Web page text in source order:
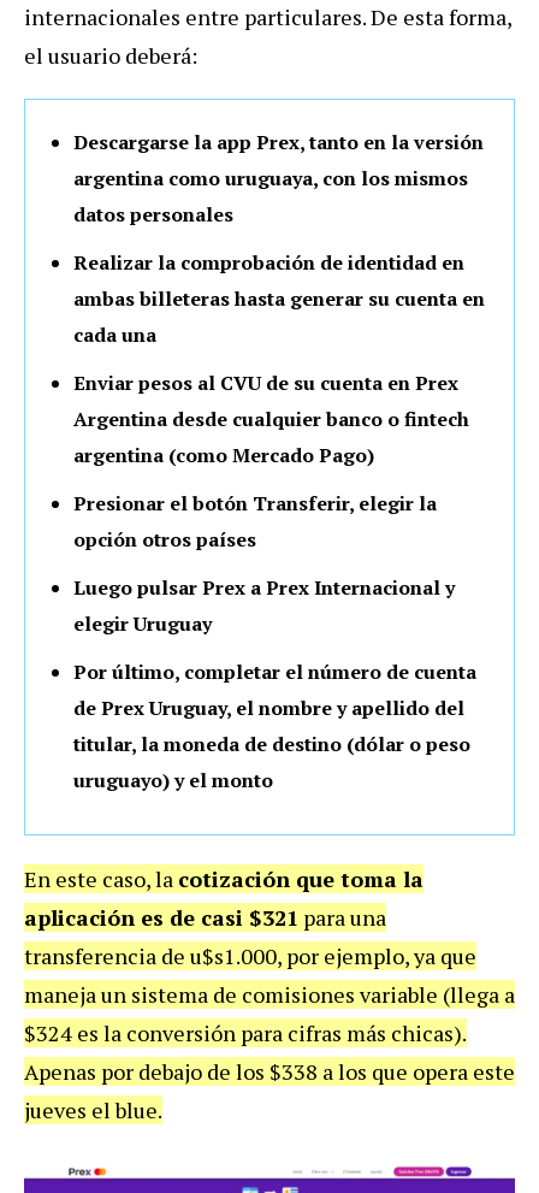
internacionales entre particulares. De esta forma,
el usuario deberá:
Descargarse la app Prex, tanto en la versión
argentina como uruguaya, con los mismos
datos personales
Realizar la comprobación de identidad en
ambas billeteras hasta generar su cuenta en
cada una
Enviar pesos al CVU de su cuenta en Prex
Argentina desde cualquier banco o fintech
argentina (como Mercado Pago)
Presionar el botón Transferir, elegir la
opción otros países
Luego pulsar Prex a Prex Internacional y
elegir Uruguay
Por último, completar el número de cuenta
de Prex Uruguay, el nombre y apellido del
titular, la moneda de destino (dólar o peso
uruguayo) y el monto
En este caso, la cotización que toma la
aplicación es de casi $321 para una
transferencia de u$s1.000, por ejemplo, ya que
maneja un sistema de comisiones variable (llega a
$324 es la conversión para cifras más chicas).
Apenas por debajo de los $338 a los que opera este
jueves el blue.